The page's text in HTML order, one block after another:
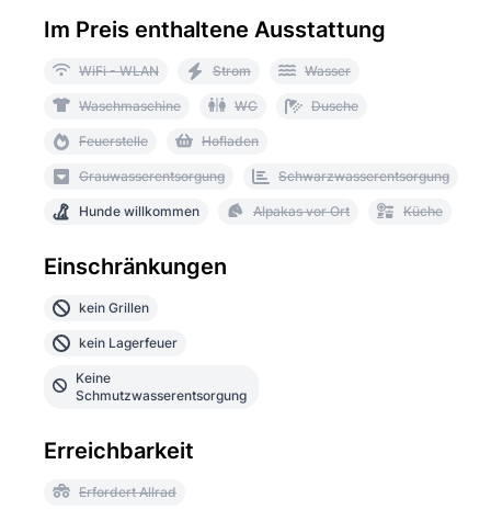
Im Preis enthaltene Ausstattung
WiFi - WLAN Strom Wasser
Waschmaschine WC Dusche
Feuerstelle Hofladen
Grauwasserentsorgung Schwarzwasserentsorgung
Hunde willkommen Alpakas vor Ort Küche
Einschränkungen
kein Grillen
kein Lagerfeuer
Keine
Schmutzwasserentsorgung
Erreichbarkeit
Erfordert Allrad